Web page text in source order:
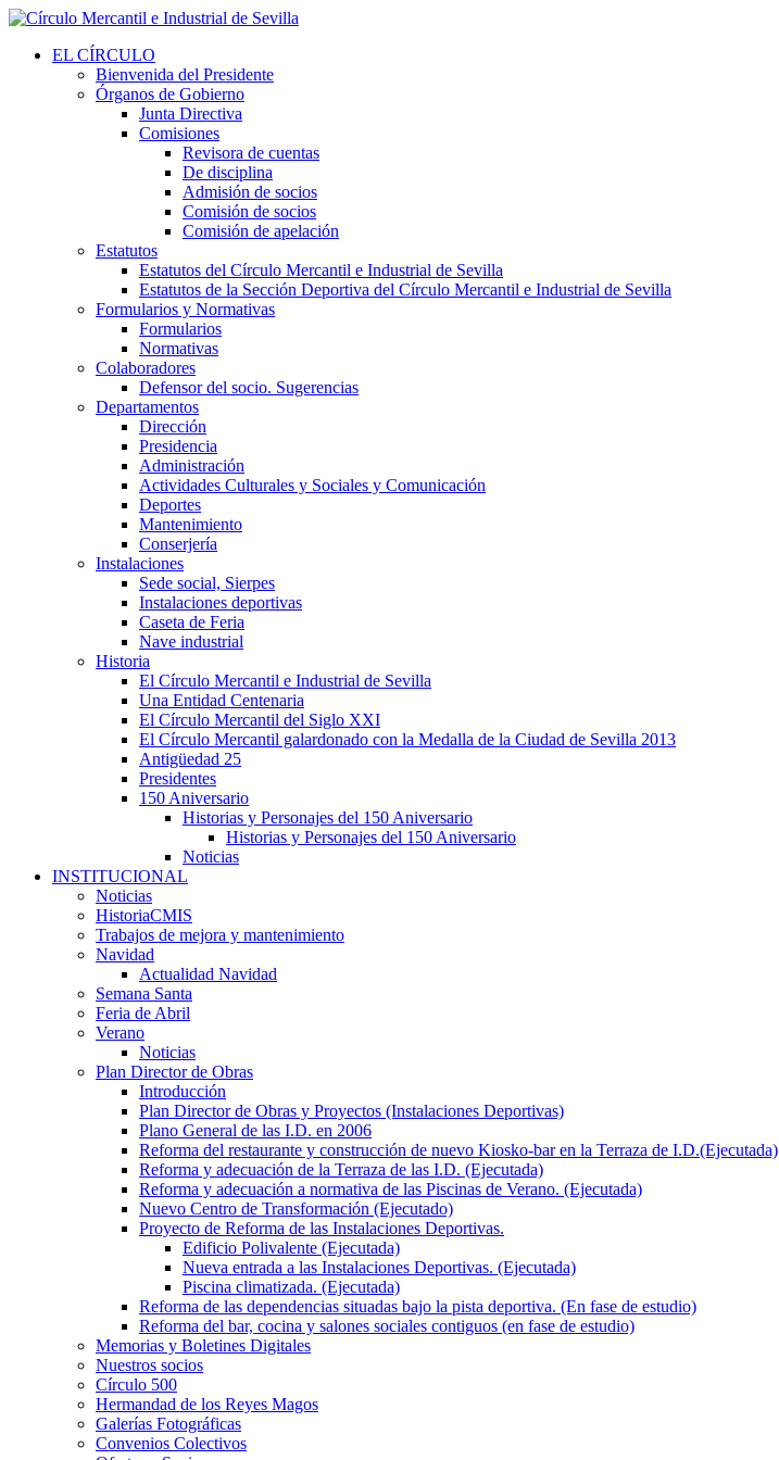
EL CÍRCULO
Bienvenida del Presidente
Órganos de Gobierno
Junta Directiva
Comisiones
Revisora de cuentas
De disciplina
Admisión de socios
Comisión de socios
Comisión de apelación
Estatutos
Estatutos del Círculo Mercantil e Industrial de Sevilla
Estatutos de la Sección Deportiva del Círculo Mercantil e Industrial de Sevilla
Formularios y Normativas
Formularios
Normativas
Colaboradores
Defensor del socio. Sugerencias
Departamentos
Dirección
Presidencia
Administración
Actividades Culturales y Sociales y Comunicación
Deportes
Mantenimiento
Conserjería
Instalaciones
Sede social, Sierpes
Instalaciones deportivas
Caseta de Feria
Nave industrial
Historia
El Círculo Mercantil e Industrial de Sevilla
Una Entidad Centenaria
El Círculo Mercantil del Siglo XXI
El Círculo Mercantil galardonado con la Medalla de la Ciudad de Sevilla 2013
Antigüedad 25
Presidentes
150 Aniversario
Historias y Personajes del 150 Aniversario
Historias y Personajes del 150 Aniversario
Noticias
INSTITUCIONAL
Noticias
HistoriaCMIS
Trabajos de mejora y mantenimiento
Navidad
Actualidad Navidad
Semana Santa
Feria de Abril
Verano
Noticias
Plan Director de Obras
Introducción
Plan Director de Obras y Proyectos (Instalaciones Deportivas)
Plano General de las I.D. en 2006
Reforma del restaurante y construcción de nuevo Kiosko-bar en la Terraza de I.D.(Ejecutada)
Reforma y adecuación de la Terraza de las I.D. (Ejecutada)
Reforma y adecuación a normativa de las Piscinas de Verano. (Ejecutada)
Nuevo Centro de Transformación (Ejecutado)
Proyecto de Reforma de las Instalaciones Deportivas.
Edificio Polivalente (Ejecutada)
Nueva entrada a las Instalaciones Deportivas. (Ejecutada)
Piscina climatizada. (Ejecutada)
Reforma de las dependencias situadas bajo la pista deportiva. (En fase de estudio)
Reforma del bar, cocina y salones sociales contiguos (en fase de estudio)
Memorias y Boletines Digitales
Nuestros socios
Círculo 500
Hermandad de los Reyes Magos
Galerías Fotográficas
Convenios Colectivos